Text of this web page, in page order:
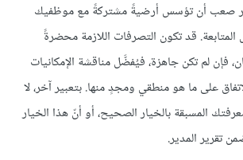
صعب أن تؤسس أرضيةً مشتركةً مع موظفيك
قد تكون التصرفات اللازمة محضرةً
فإن لم تكن جاهزة، فيُفضَّل مناقشة الإمكانيات
على ما هو منطقي ومجدٍ منها. بتعبير آخر، لا
المسبقة بالخيار الصحيح، أو أنّ هذا الخيار
تقرير المدير.